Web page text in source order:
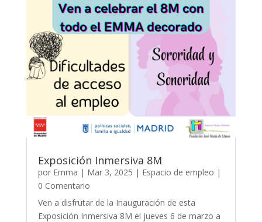
Exposición Inmersiva 8M
por Emma | Mar 3, 2025 | Espacio de empleo |
0 Comentario
Ven a disfrutar de la Inauguración de esta
Exposición Inmersiva 8M el jueves 6 de marzo a